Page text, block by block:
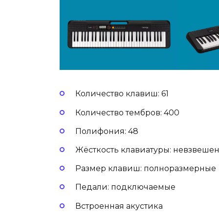
Количество клавиш: 61
Количество тембров: 400
Полифония: 48
Жёсткость клавиатуры:
Размер клавиш: полноразмерные
Педали: подключаемые
Встроенная акустика